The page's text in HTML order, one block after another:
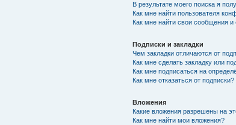
В результате моего поиска я
Как мне найти пользователя
Как мне найти свои сообщения
Подписки и закладки
Чем закладки отличаются от
Как мне сделать закладку или
Как мне подписаться на
Как мне отказаться от подписки?
Вложения
Какие вложения разрешены на
Как мне найти мои вложения?